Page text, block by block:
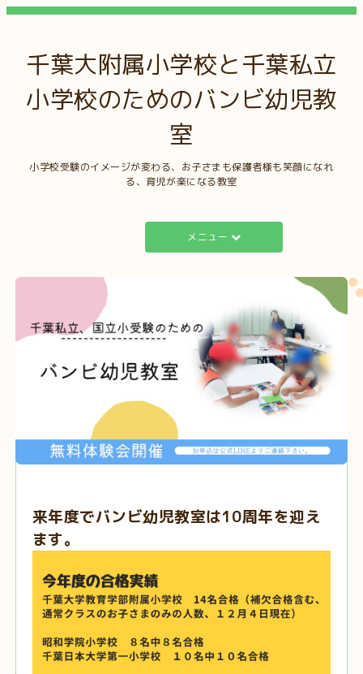
千葉大附属小学校と千葉私立
小学校のためのバンビ幼児教
室
小学校受験のイメージが変わる、お子さまも保護者様も笑顔になれ
る、育児が楽になる教室
メニュー
来年度でバンビ幼児教室は10周年を迎え
ます。